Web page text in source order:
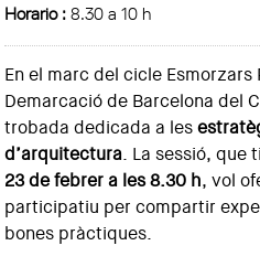
Horario :8.30 a 10 h
En el marc del cicle Esmorzars
Demarcació de Barcelona del
trobada dedicada a les
d’arquitectura. La sessió, que
23 de febrer a les 8.30 h, vol
participatiu per compartir
bones pràctiques.